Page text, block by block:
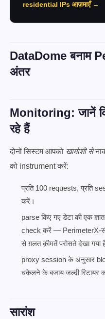
residential IPs आज़माएँ →
DataDome बनाम
अंतर
Monitoring: जानें
रहे हैं
दोनों सिस्टम आपको खामोशी से
को instrument करें:
प्रति 100 requests, प्रति
करें।
parse किए गए डेटा की एक
check करें — PerimeterX-
से ग़लत क़ीमतें परोसते देखा गया
proxy session के अनुसार
धकेलने के बजाय जल्दी रिटायर
सारांश